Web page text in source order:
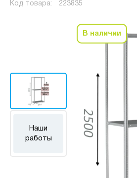
Код товара: 223835
Наши
работы
В наличии